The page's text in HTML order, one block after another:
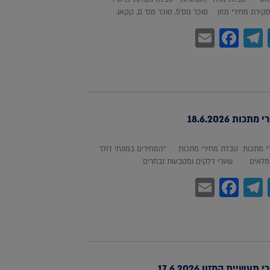
מזון סוכר מס'5, סוכר מס' 11, קקאו,
Twitter
Telegram
Facebook
Email
18.6.2026
מתכות טבלת מחירי מתכות *המחירים במונחי דולר
שערי דלקים ומטבעות נבחרים
Twitter
Telegram
Facebook
Email